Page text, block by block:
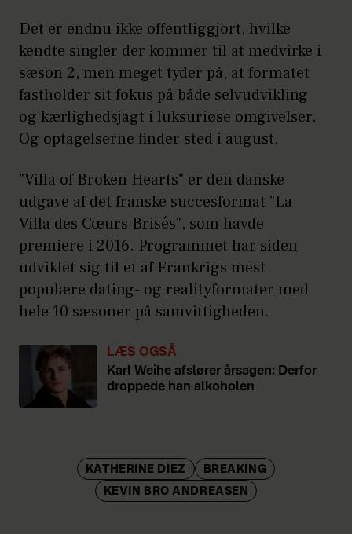
Det er endnu ikke offentliggjort, hvilke
kendte singler der kommer til at medvirke i
sæson 2, men meget tyder på, at formatet
fastholder sit fokus på både selvudvikling
og kærlighedsjagt i luksuriøse omgivelser.
Og optagelserne finder sted i august.
"Villa of Broken Hearts" er den danske
udgave af det franske succesformat "La
Villa des Cœurs Brisés", som havde
premiere i 2016. Programmet har siden
udviklet sig til et af Frankrigs mest
populære dating- og realityformater med
hele 10 sæsoner på samvittigheden.
LÆS OGSÅ
Karl Weihe afslører årsagen: Derfor
droppede han alkoholen
KATHERINE DIEZ
BREAKING
KEVIN BRO ANDREASEN